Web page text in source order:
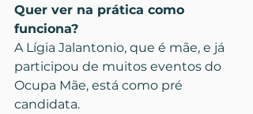
Quer ver na prática como
funciona?
A Lígia Jalantonio, que é mãe, e já
participou de muitos eventos do
Ocupa Mãe, está como pré
candidata.